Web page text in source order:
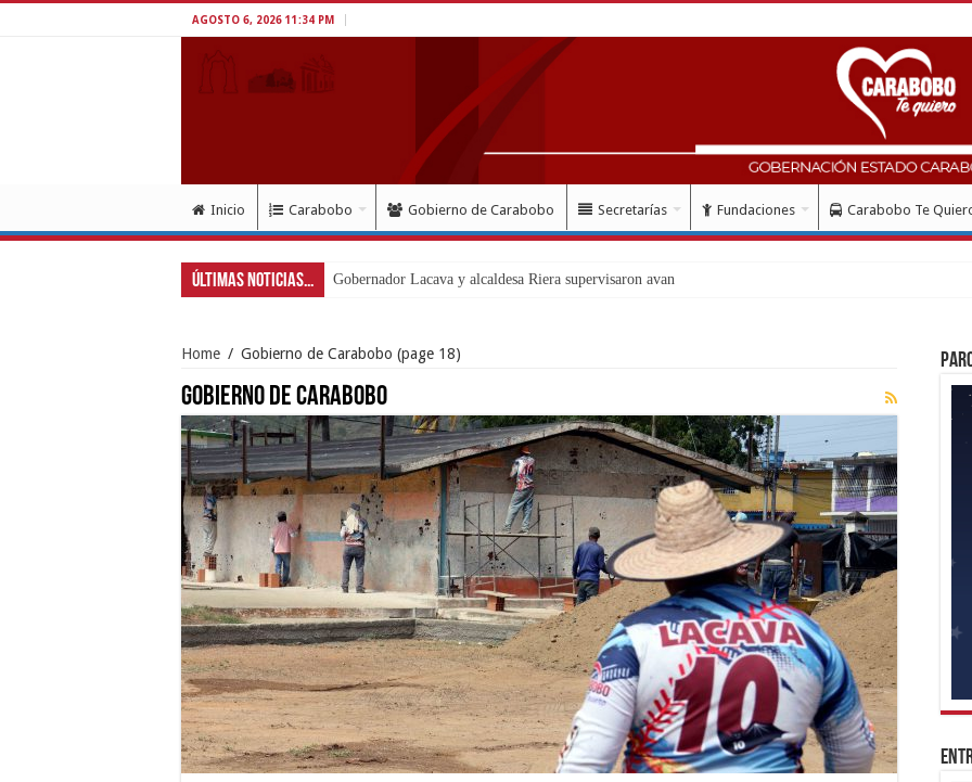
AGOSTO 6, 2026 11:34 PM
Inicio Carabobo Gobierno de Carabobo Secretarías Fundaciones Carabobo Te
Últimas Noticias... Gobernador Lacava y alcaldesa Riera supervisaron avances de reconstrucción de viviendas en Juan José
Home / Gobierno de Carabobo (page 18)
Gobierno de Carabobo